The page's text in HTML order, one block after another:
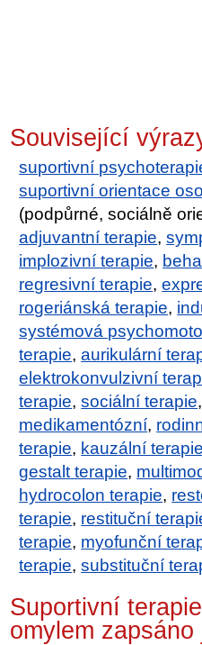
Související
suportivní
suportivní orientace
(podpůrné, sociálně
adjuvantní terapie,
implozivní terapie,
regresivní terapie,
rogeriánská terapie,
systémová
terapie,aurikulární
elektrokonvulzivní
terapie,sociální terapie
medikamentózní,
terapie, kauzální terapie
gestalt terapie,
hydrocolon terapie,
terapie, restituční
terapie, myofunční
terapie,substituční
Suportivní
omylem zapsáno